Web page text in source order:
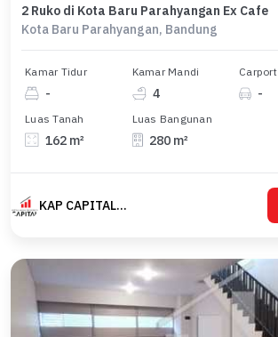
2 Ruko di Kota Baru Parahyangan Ex Cafe
Kota Baru Parahyangan, Bandung
Kamar Tidur
-
Kamar Mandi
4
Carport
-
Luas Tanah
162 m²
Luas Bangunan
280 m²
KAP CAPITAL KOTA BARU PARAHYANGAN